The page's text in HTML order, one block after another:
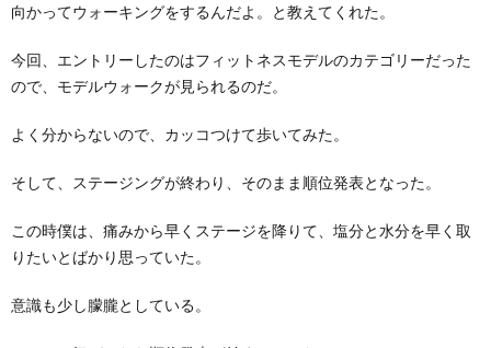
向かってウォーキングをするんだよ。と教えてくれた。
今回、エントリーしたのはフィットネスモデルのカテゴリーだった
ので、モデルウォークが見られるのだ。
よく分からないので、カッコつけて歩いてみた。
そして、ステージングが終わり、そのまま順位発表となった。
この時僕は、痛みから早くステージを降りて、塩分と水分を早く取
りたいとばかり思っていた。
意識も少し朦朧としている。